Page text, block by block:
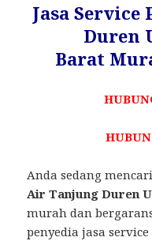
Jasa
Duren
Barat
Anda sedang mencari
Air Tanjung Duren
murah dan
penyedia jasa